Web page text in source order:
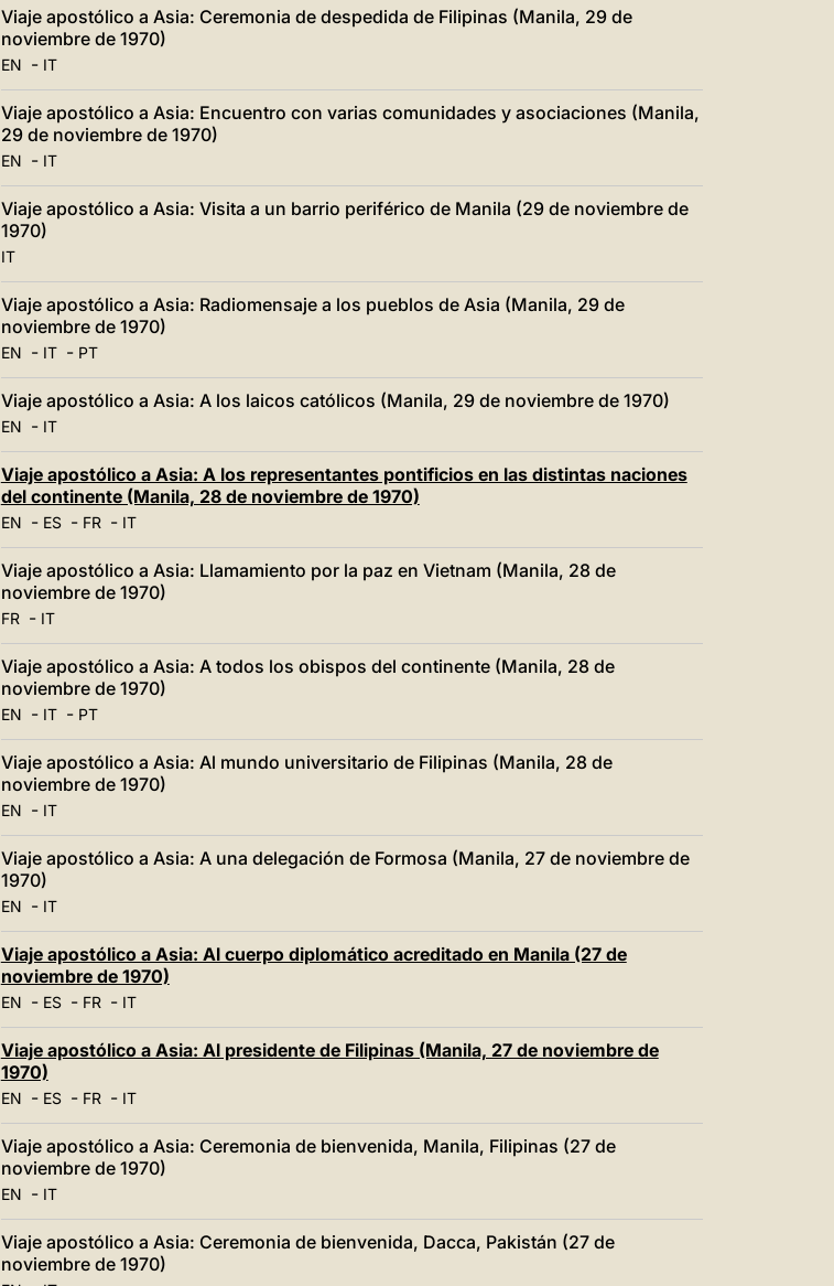
Viaje apostólico a Asia: Ceremonia de despedida de Filipinas (Manila, 29 de
noviembre de 1970)
EN - IT
Viaje apostólico a Asia: Encuentro con varias comunidades y asociaciones (Manila,
29 de noviembre de 1970)
EN - IT
Viaje apostólico a Asia: Visita a un barrio periférico de Manila (29 de noviembre de
1970)
IT
Viaje apostólico a Asia: Radiomensaje a los pueblos de Asia (Manila, 29 de
noviembre de 1970)
EN - IT- PT
Viaje apostólico a Asia: A los laicos católicos (Manila, 29 de noviembre de 1970)
EN - IT
Viaje apostólico a Asia: A los representantes pontificios en las distintas naciones
del continente (Manila, 28 de noviembre de 1970)
EN - ES- FR- IT
Viaje apostólico a Asia: Llamamiento por la paz en Vietnam (Manila, 28 de
noviembre de 1970)
FR- IT
Viaje apostólico a Asia: A todos los obispos del continente (Manila, 28 de
noviembre de 1970)
EN - IT- PT
Viaje apostólico a Asia: Al mundo universitario de Filipinas (Manila, 28 de
noviembre de 1970)
EN - IT
Viaje apostólico a Asia: A una delegación de Formosa (Manila, 27 de noviembre de
1970)
EN - IT
Viaje apostólico a Asia: Al cuerpo diplomático acreditado en Manila (27 de
noviembre de 1970)
EN - ES- FR- IT
Viaje apostólico a Asia: Al presidente de Filipinas (Manila, 27 de noviembre de
1970)
EN - ES- FR- IT
Viaje apostólico a Asia: Ceremonia de bienvenida, Manila, Filipinas (27 de
noviembre de 1970)
EN - IT
Viaje apostólico a Asia: Ceremonia de bienvenida, Dacca, Pakistán (27 de
noviembre de 1970)